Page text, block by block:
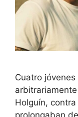
Cuatro
Holguín,